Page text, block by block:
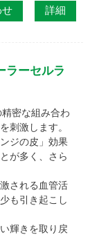
せ 詳細
ラーセルラ
密な組み合わ
刺激します。
ジの皮」効果
が多く、さら
される血管活
も引き起こし
輝きを取り戻